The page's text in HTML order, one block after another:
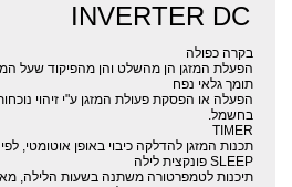
INVERTER DC
בקרה כפולה
הפעלת המזגן הן מהשלט והן מהפיקוד שעל
תומך גלאי נפח
הפעלה או הפסקת פעולת המזגן ע"י זיהוי
בחשמל.
TIMER
תכנות המזגן להדלקה כיבוי באופן אוטומטי, לפי
SLEEP פונקצית לילה
תיכנות לטמפרטורה משתנה בשעות הלילה,